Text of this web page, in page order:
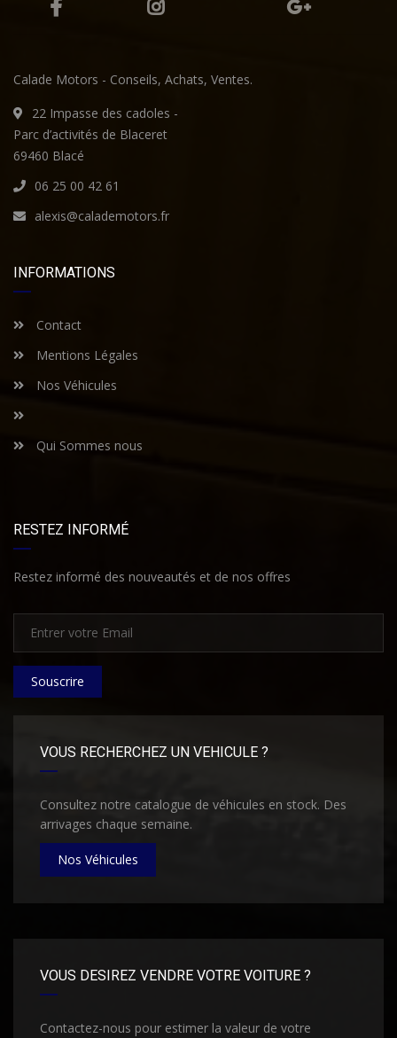
Calade Motors - Conseils, Achats, Ventes.
22 Impasse des cadoles -
Parc d’activités de Blaceret
69460 Blacé
06 25 00 42 61
alexis@calademotors.fr
INFORMATIONS
Contact
Mentions Légales
Nos Véhicules
Qui Sommes nous
RESTEZ INFORMÉ
Restez informé des nouveautés et de nos offres
Souscrire
VOUS RECHERCHEZ UN VEHICULE ?
Consultez notre catalogue de véhicules en stock. Des
arrivages chaque semaine.
Nos Véhicules
VOUS DESIREZ VENDRE VOTRE VOITURE ?
Contactez-nous pour estimer la valeur de votre